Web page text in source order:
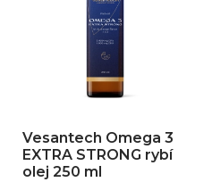
Vesantech Omega 3
EXTRA STRONG rybí
olej 250 ml